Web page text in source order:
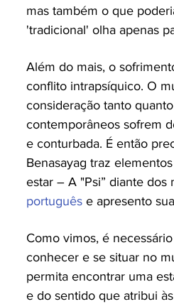
mas também o que
'tradicional' olha apenas
Além do mais, o
conflito intrapsíquico. O
consideração tanto
contemporâneos sofrem
e conturbada. É então
Benasayag traz
estar – A "Psi” diante dos
português e apresento
Como vimos, é
conhecer e se situar no
permita encontrar uma
e do sentido que atribui